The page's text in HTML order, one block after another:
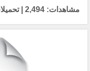
مشاهدات: 2,494 | تحميلات: 549 | 01/11/2020 08:15 pm